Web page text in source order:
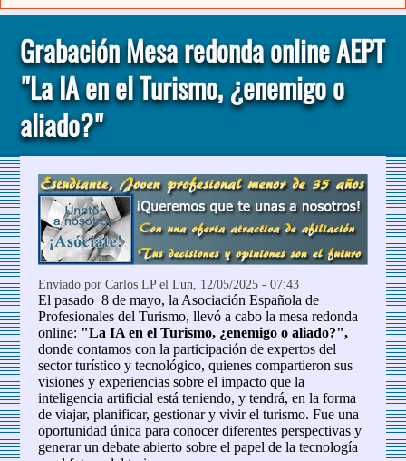
Grabación Mesa redonda online AEPT
"La IA en el Turismo, ¿enemigo o
aliado?"
Enviado porCarlos LPel Lun, 12/05/2025 - 07:43
El pasado 8 de mayo, la Asociación Española de
Profesionales del Turismo, llevó a cabo la mesa redonda
online: "La IA en el Turismo, ¿enemigo o aliado?",
donde contamos con la participación de expertos del
sector turístico y tecnológico, quienes compartieron sus
visiones y experiencias sobre el impacto que la
inteligencia artificial está teniendo, y tendrá, en la forma
de viajar, planificar, gestionar y vivir el turismo. Fue una
oportunidad única para conocer diferentes perspectivas y
generar un debate abierto sobre el papel de la tecnología